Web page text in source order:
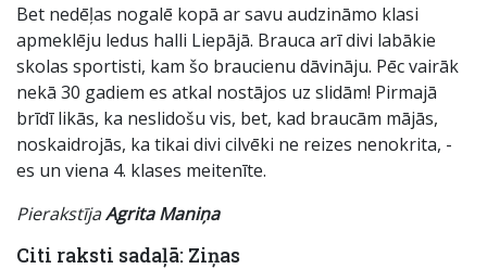
Bet nedēļas nogalē kopā ar savu audzināmo klasi
apmeklēju ledus halli Liepājā. Brauca arī divi labākie
skolas sportisti, kam šo braucienu dāvināju. Pēc vairāk
nekā 30 gadiem es atkal nostājos uz slidām! Pirmajā
brīdī likās, ka neslidošu vis, bet, kad braucām mājās,
noskaidrojās, ka tikai divi cilvēki ne reizes nenokrita, -
es un viena 4. klases meitenīte.
PierakstījaAgrita Maniņa
Citi raksti sadaļā: Ziņas